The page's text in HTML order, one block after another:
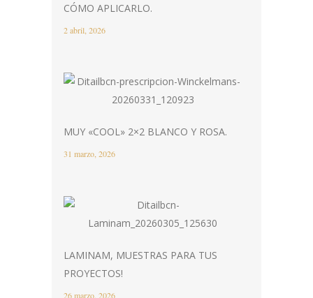
CÓMO APLICARLO.
2 abril, 2026
MUY «COOL» 2×2 BLANCO Y ROSA.
31 marzo, 2026
LAMINAM, MUESTRAS PARA TUS
PROYECTOS!
26 marzo, 2026